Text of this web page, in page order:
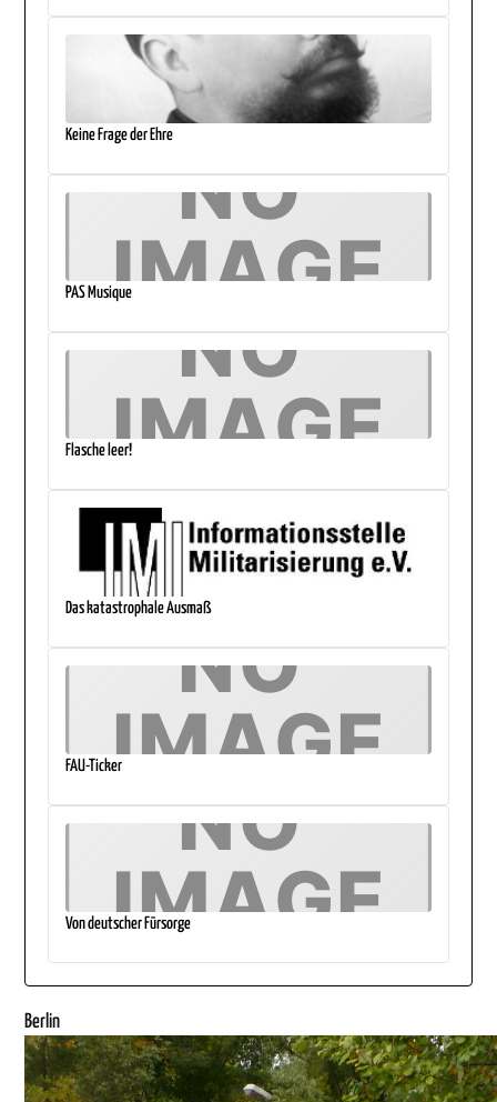
Keine Frage der Ehre
PAS Musique
Flasche leer!
Das katastrophale Ausmaß
FAU-Ticker
Von deutscher Fürsorge
Berlin